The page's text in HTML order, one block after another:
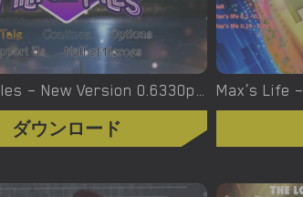
Milfairy Tales – New Version 0.6330p [LeelaK]
ダウンロード